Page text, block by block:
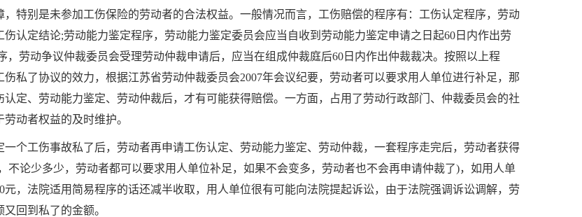
特别是未参加工伤保险的劳动者的合法权益。一般情况而言，工伤赔偿的程序有：工伤认定程序，劳动
伤认定结论;劳动能力鉴定程序，劳动能力鉴定委员会应当自收到劳动能力鉴定申请之日起60 日内作出劳
，劳动争议仲裁委员会受理劳动仲裁申请后，应当在组成仲裁庭后60 日内作出仲裁裁决。按照以上程
伤私了协议的效力，根据江苏省劳动仲裁委员会2007年会议纪要，劳动者可以要求用人单位进行补足，那
定、劳动能力鉴定、劳动仲裁后，才有可能获得赔偿。一方面，占用了劳动行政部门、仲裁委员会的社
动者权益的及时维护。
个工伤事故私了后，劳动者再申请工伤认定、劳动能力鉴定、劳动仲裁，一套程序走完后，劳动者获得
不论少多少，劳动者都可以要求用人单位补足，如果不会变多，劳动者也不会再申请仲裁了)，如用人单
元，法院适用简易程序的话还减半收取，用人单位很有可能向法院提起诉讼，由于法院强调诉讼调解，劳
回到私了的金额。